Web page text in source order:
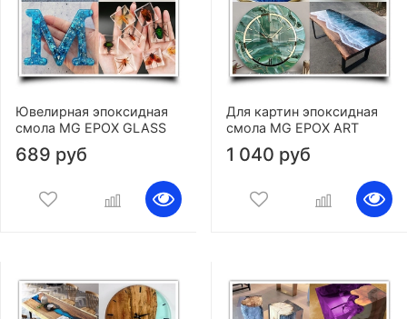
Ювелирная эпоксидная
смола MG EPOX GLASS
689 руб
Для картин эпоксидная
смола MG EPOX ART
1 040 руб